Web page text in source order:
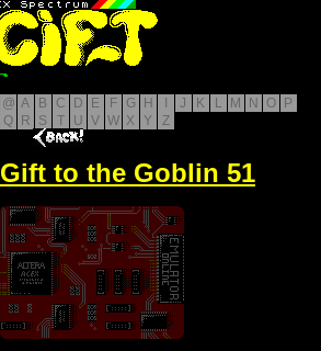
@ A B C D E F G H J K L M N O
P
Q
R S T U V W X Y Z
Gift to the Goblin 51